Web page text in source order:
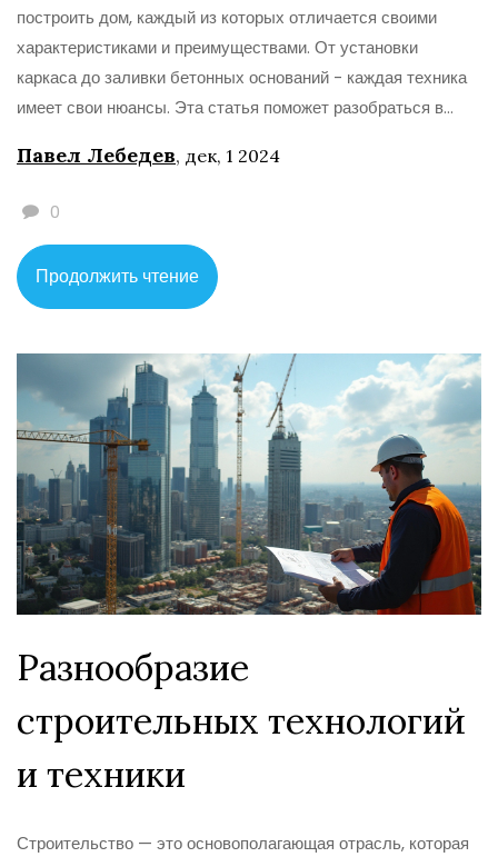
построить дом, каждый из которых отличается своими
характеристиками и преимуществами. От установки
каркаса до заливки бетонных оснований - каждая техника
имеет свои нюансы. Эта статья поможет разобраться в
особенностях и подскажет, на что обратить внимание при
неожиданно интересных фактах, что может помочь в
принятии решения, как построить свой дом мечты.
Павел Лебедев, дек, 1 2024
0
Продолжить чтение
Разнообразие
строительных технологий
и техники
Строительство — это основополагающая отрасль, которая